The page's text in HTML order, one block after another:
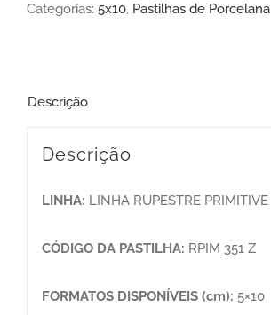
Categorias: 5x10, Pastilhas de Porcelana
Descrição
Descrição
LINHA: LINHA RUPESTRE PRIMITIVE
CÓDIGO DA PASTILHA: RPIM 351 Z
FORMATOS DISPONÍVEIS (cm): 5×10